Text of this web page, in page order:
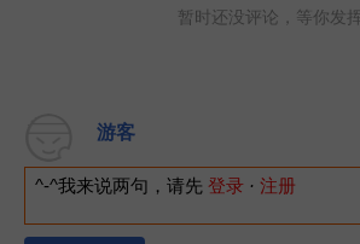
暂时还没评论，等你发
游客
^-^我来说两句，请先 登录 · 注册